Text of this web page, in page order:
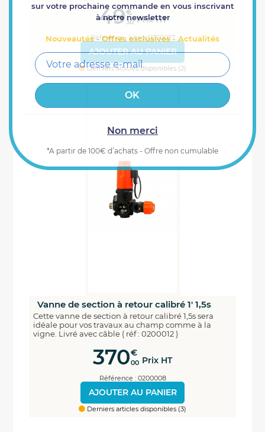
49€
30 Prix HT
Référence : kitacc0200027
AJOUTER AU PANIER
Derniers articles disponibles (2)
Vanne de section à retour calibré 1' 1,5s
Cette vanne de section à retour calibré 1,5s sera
idéale pour vos travaux au champ comme à la
vigne. Livré avec câble ( réf : 0200012 )
370€
00 Prix HT
Référence : 0200008
AJOUTER AU PANIER
Derniers articles disponibles (3)
sur votre prochaine commande en vous inscrivant
à notre newsletter
Nouveautés - Offres exclusives - Actualités
Non merci
*A partir de 100€ d’achats - Offre non cumulable